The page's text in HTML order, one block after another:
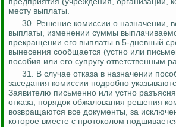
месту выплаты.
30. Решение комиссии о назначении,
выплаты, изменении суммы
прекращении его выплаты в 5-дневный
вынесения сообщается (устно или
пособия или его супругу ответственным
31. В случае отказа в назначении
заседания комиссии подробно
Заявителю письменно или устно
отказа, порядок обжалования решения
возвращаются все документы, за
которое вместе с протоколом